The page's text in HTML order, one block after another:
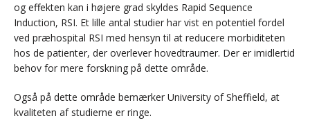
og effekten kan i højere grad skyldes Rapid Sequence
Induction, RSI. Et lille antal studier har vist en potentiel fordel
ved præhospital RSI med hensyn til at reducere morbiditeten
hos de patienter, der overlever hovedtraumer. Der er imidlertid
behov for mere forskning på dette område.
Også på dette område bemærker University of Sheffield, at
kvaliteten af studierne er ringe.